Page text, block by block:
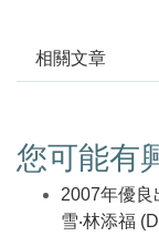
相關文章
您可能有
2007年優良
雪‧林添福